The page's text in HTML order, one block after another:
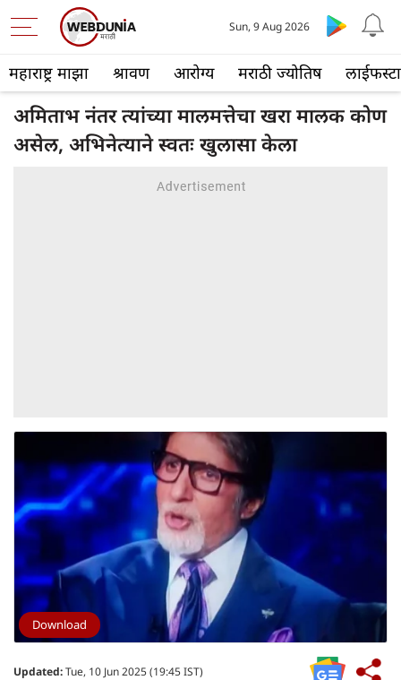
महाराष्ट्र माझा श्रावण आरोग्य मराठी ज्योतिष
Sun, 9 Aug 2026
अमिताभ नंतर त्यांच्या मालमत्तेचा खरा मालक कोण
असेल, अभिनेत्याने स्वतः खुलासा केला
Download
Updated:Tue, 10 Jun 2025 (19:45 IST)